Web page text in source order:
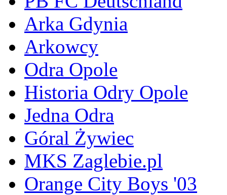
Arka Gdynia
Arkowcy
Odra Opole
Historia Odry Opole
Jedna Odra
Góral Żywiec
MKS Zaglebie.pl
Orange City Boys '03